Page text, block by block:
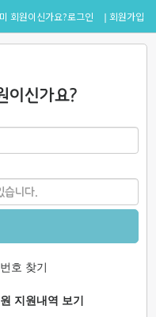
회원이신가요?로그인 회원가입
이신가요?
호 찾기
지원내역 보기